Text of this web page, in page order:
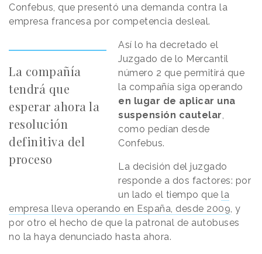
Confebus, que presentó una demanda contra la
empresa francesa por competencia desleal.
La compañía
tendrá que
esperar ahora la
resolución
definitiva del
proceso
Así lo ha decretado el
Juzgado de lo Mercantil
número 2 que permitirá que
la compañía siga operando
en lugar de aplicar una
suspensión cautelar,
como pedían desde
Confebus.
La decisión del juzgado
responde a dos factores: por
un lado el tiempo que la
empresa lleva operando en España, desde 2009, y
por otro el hecho de que la patronal de autobuses
no la haya denunciado hasta ahora.